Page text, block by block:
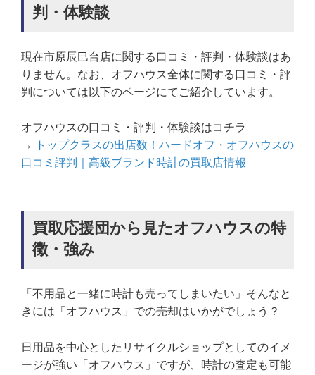
判・体験談
現在市原辰巳台店に関する口コミ・評判・体験談はあ
りません。なお、オフハウス全体に関する口コミ・評
判については以下のページにてご紹介しています。
オフハウスの口コミ・評判・体験談はコチラ
→
トップクラスの出店数！ハードオフ・オフハウスの
口コミ評判｜高級ブランド時計の買取店情報
買取応援団から見たオフハウスの特
徴・強み
「不用品と一緒に時計も売ってしまいたい」そんなと
きには「オフハウス」での売却はいかがでしょう？
日用品を中心としたリサイクルショップとしてのイメ
ージが強い「オフハウス」ですが、時計の査定も可能